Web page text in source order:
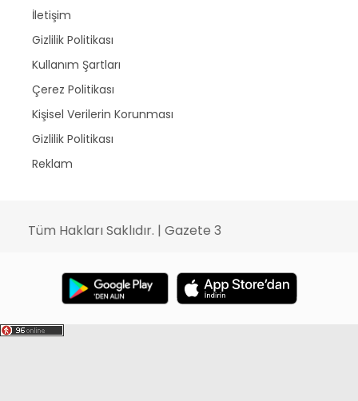
İletişim
Gizlilik Politikası
Kullanım Şartları
Çerez Politikası
Kişisel Verilerin Korunması
Gizlilik Politikası
Reklam
Tüm Hakları Saklıdır. | Gazete 3